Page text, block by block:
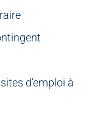
d’emploi à